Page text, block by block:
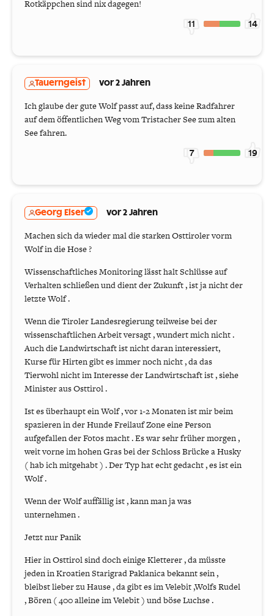
Rotkäppchen sind nix dagegen!
11 14
Tauerngeist vor 2 Jahren
Ich glaube der gute Wolf passt auf, dass keine Radfahrer
auf dem öffentlichen Weg vom Tristacher See zum alten
See fahren.
7 19
Georg Elser vor 2 Jahren
Machen sich da wieder mal die starken Osttiroler vorm
Wolf in die Hose ?
Wissenschaftliches Monitoring lässt halt Schlüsse auf
Verhalten schließen und dient der Zukunft , ist ja nicht der
letzte Wolf .
Wenn die Tiroler Landesregierung teilweise bei der
wissenschaftlichen Arbeit versagt , wundert mich nicht .
Auch die Landwirtschaft ist nicht daran interessiert,
Kurse für Hirten gibt es immer noch nicht , da das
Tierwohl nicht im Interesse der Landwirtschaft ist , siehe
Minister aus Osttirol .
Ist es überhaupt ein Wolf , vor 1-2 Monaten ist mir beim
spazieren in der Hunde Freilauf Zone eine Person
aufgefallen der Fotos macht . Es war sehr früher morgen ,
weit vorne im hohen Gras bei der Schloss Brücke a Husky
( hab ich mitgehabt ) . Der Typ hat echt gedacht , es ist ein
Wolf .
Wenn der Wolf auffällig ist , kann man ja was
unternehmen .
Jetzt nur Panik
Hier in Osttirol sind doch einige Kletterer , da müsste
jeden in Kroatien Starigrad Paklanica bekannt sein ,
bleibst lieber zu Hause , da gibt es im Velebit ,Wolfs Rudel
, Bören ( 400 alleine im Velebit ) und böse Luchse .